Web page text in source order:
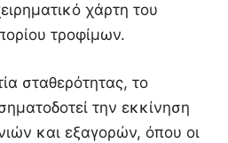
χάρτη του
τροφίμων.
σταθερότητας, το
την εκκίνηση
και εξαγορών, όπου οι